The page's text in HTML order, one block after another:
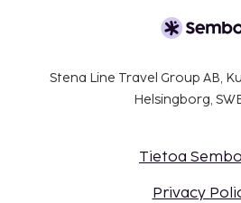
Stena Line Travel Group AB,
Helsingborg,
Tietoa
Privacy